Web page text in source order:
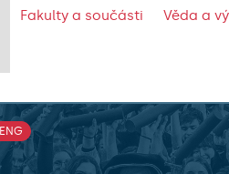
Fakulty a součásti Věda a
ENG